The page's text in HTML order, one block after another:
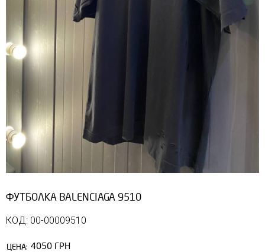
ФУТБОЛКА BALENCIAGA 9510
КОД: 00-00009510
ЦЕНА: 4050 ГРН